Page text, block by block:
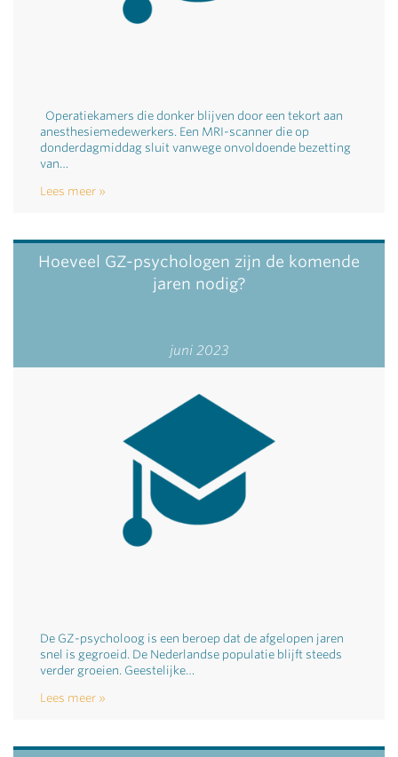
Operatiekamers die donker blijven door een tekort aan
anesthesiemedewerkers. Een MRI-scanner die op
donderdagmiddag sluit vanwege onvoldoende bezetting
van…
Lees meer
Hoeveel GZ-psychologen zijn de komende
jaren nodig?
juni 2023
De GZ-psycholoog is een beroep dat de afgelopen jaren
snel is gegroeid. De Nederlandse populatie blijft steeds
verder groeien. Geestelijke…
Lees meer